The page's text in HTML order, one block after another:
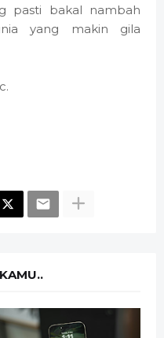
pasti bakal nambah
yang makin gila